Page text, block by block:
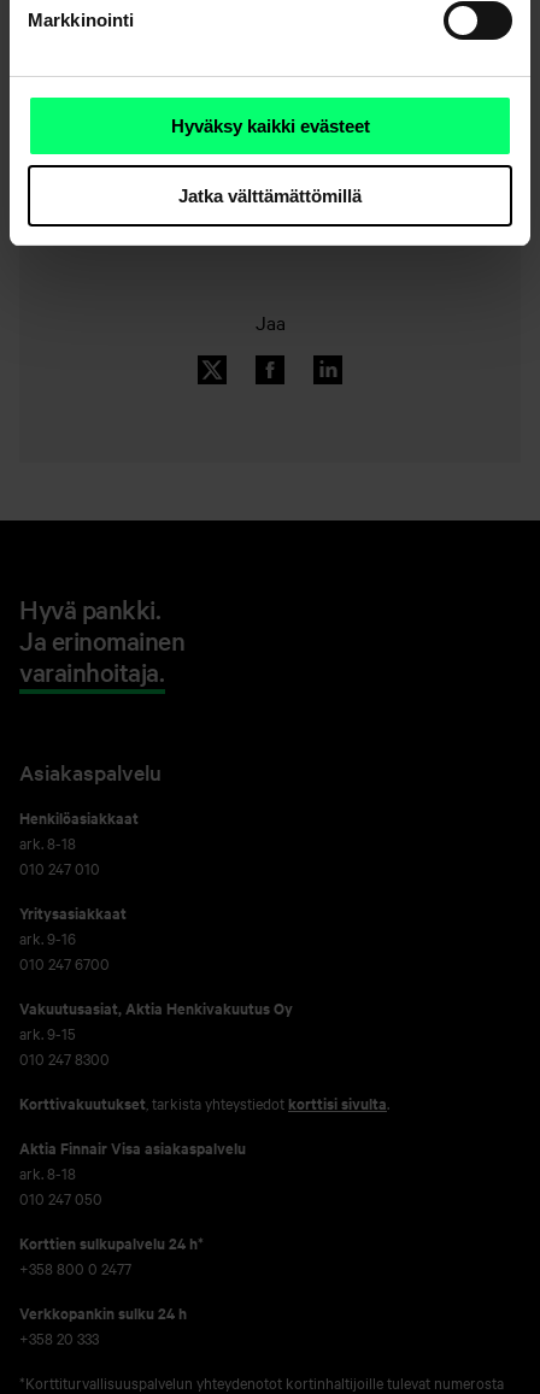
Markkinointi
Hyväksy kaikki evästeet
Jatka välttämättömillä
Uutisarkisto
Jaa
Hyvä pankki.
Ja erinomainen
varainhoitaja.
Asiakaspalvelu
Henkilöasiakkaat
ark. 8-18
010 247 010
Yritysasiakkaat
ark. 9-16
010 247 6700
Vakuutusasiat, Aktia Henkivakuutus Oy
ark. 9-15
010 247 8300
Korttivakuutukset , tarkista yhteystiedot korttisi sivulta.
Aktia Finnair Visa asiakaspalvelu
ark. 8-18
010 247 050
Korttien sulkupalvelu 24 h*
+358 800 0 2477
Verkko­pankin sulku 24 h
+358 20 333
*Korttiturvallisuuspalvelun yhteydenotot kortinhaltijoille tulevat numerosta